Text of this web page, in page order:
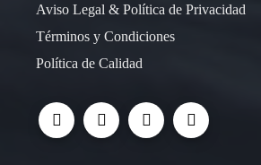
Aviso Legal & Política de Privacidad
Términos y Condiciones
Política de Calidad